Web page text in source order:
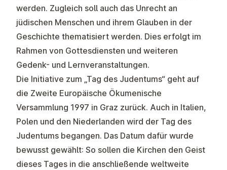
werden. Zugleich soll auch das Unrecht an
jüdischen Menschen und ihrem Glauben in der
Geschichte thematisiert werden. Dies erfolgt im
Rahmen von Gottesdiensten und weiteren
Gedenk- und Lernveranstaltungen.
Die Initiative zum „Tag des Judentums“ geht auf
die Zweite Europäische Ökumenische
Versammlung 1997 in Graz zurück. Auch in Italien,
Polen und den Niederlanden wird der Tag des
Judentums begangen. Das Datum dafür wurde
bewusst gewählt: So sollen die Kirchen den Geist
dieses Tages in die anschließende weltweite